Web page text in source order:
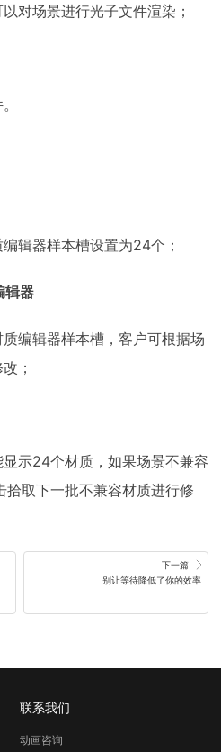
对场景进行光子文件渲染；
辑器样本槽设置为24个；
辑器
编辑器样本槽，客户可根据场
；
示24个材质，如果场景不兼容
取下一批不兼容材质进行修
下一篇
别让等待降低了你的效率
联系我们
动画咨询